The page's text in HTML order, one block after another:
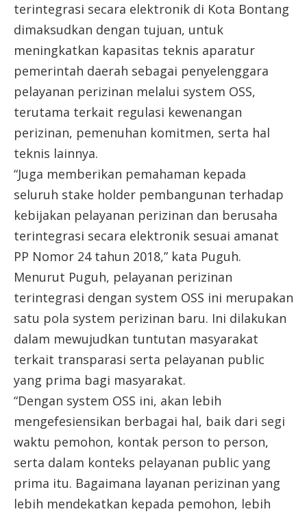
terintegrasi secara elektronik di Kota Bontang
dimaksudkan dengan tujuan, untuk
meningkatkan kapasitas teknis aparatur
pemerintah daerah sebagai penyelenggara
pelayanan perizinan melalui system OSS,
terutama terkait regulasi kewenangan
perizinan, pemenuhan komitmen, serta hal
teknis lainnya.
“Juga memberikan pemahaman kepada
seluruh stake holder pembangunan terhadap
kebijakan pelayanan perizinan dan berusaha
terintegrasi secara elektronik sesuai amanat
PP Nomor 24 tahun 2018,” kata Puguh.
Menurut Puguh, pelayanan perizinan
terintegrasi dengan system OSS ini merupakan
satu pola system perizinan baru. Ini dilakukan
dalam mewujudkan tuntutan masyarakat
terkait transparasi serta pelayanan public
yang prima bagi masyarakat.
“Dengan system OSS ini, akan lebih
mengefesiensikan berbagai hal, baik dari segi
waktu pemohon, kontak person to person,
serta dalam konteks pelayanan public yang
prima itu. Bagaimana layanan perizinan yang
lebih mendekatkan kepada pemohon, lebih